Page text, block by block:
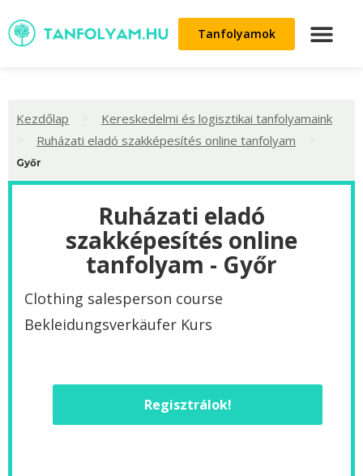
Tanfolyamok
Kezdőlap Kereskedelmi és logisztikai tanfolyamaink
Ruházati eladó szakképesítés online tanfolyam
Győr
Ruházati eladó
szakképesítés online
tanfolyam - Győr
Clothing salesperson course
Bekleidungsverkäufer Kurs
Regisztrálok!